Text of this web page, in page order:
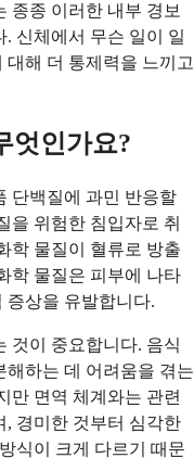
종종 이러한 내부 경보
신체에서 무슨 일이 일
해 더 통제력을 느끼고
엇인가요?
단백질에 과민 반응할
을 위험한 침입자로 취
학 물질이 혈류로 방출
학 물질은 피부에 나타
증상을 유발합니다.
것이 중요합니다. 음식
해하는 데 어려움을 겪는
만 면역 체계와는 관련
, 경미한 것부터 심각한
식이 크게 다르기 때문